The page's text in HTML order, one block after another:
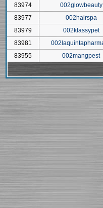
83974
002glowbeauty
83977
002hairspa
83979
002klassypet
83981
83955
002mangpest